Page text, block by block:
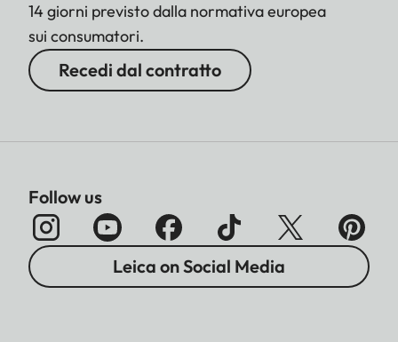
14 giorni previsto dalla normativa europea
sui consumatori.
Recedi dal contratto
Follow us
Leica on Social Media